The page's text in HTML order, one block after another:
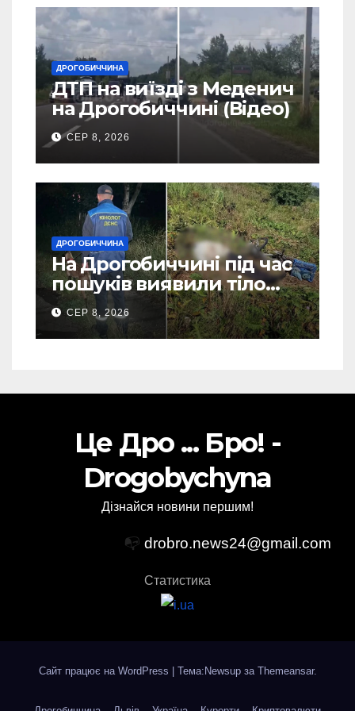
ДРОГОБИЧЧИНА
ДТП на виїзді з Меденич
на Дрогобиччині (Відео)
СЕР 8, 2026
ДРОГОБИЧЧИНА
На Дрогобиччині під час
пошуків виявили тіло
зниклого чоловіка (Фото)
СЕР 8, 2026
Це Дро ... Бро! -
Drogobychyna
Дізнайся новини першим!
📭 drobro.news24@gmail.com
Статистика
Сайт працює на WordPress Тема:Newsup за Themeansar.